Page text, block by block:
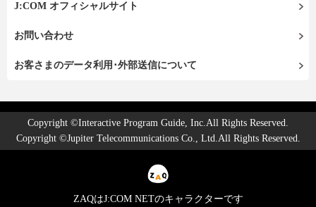
J:COM オフィシャルサイト
お問い合わせ
お客さまのデータ利用･外部送信について
Copyright ©Interactive Program Guide, Inc.All Rights Reserved.
Copyright ©Jupiter Telecommunications Co., Ltd.All Rights Reserved.
ZAQはJ:COM NETのキャラクターです